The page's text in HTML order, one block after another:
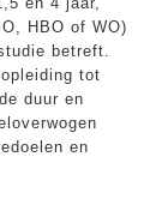
HBO of WO)
betreft.
tot
duur en
en